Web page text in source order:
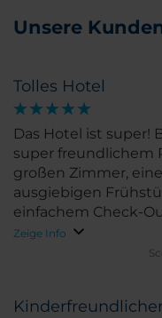
Unsere
Tolles Hotel
Das Hotel ist super!
super freundlichem
großen Zimmer,
ausgiebigen
Zeige Info